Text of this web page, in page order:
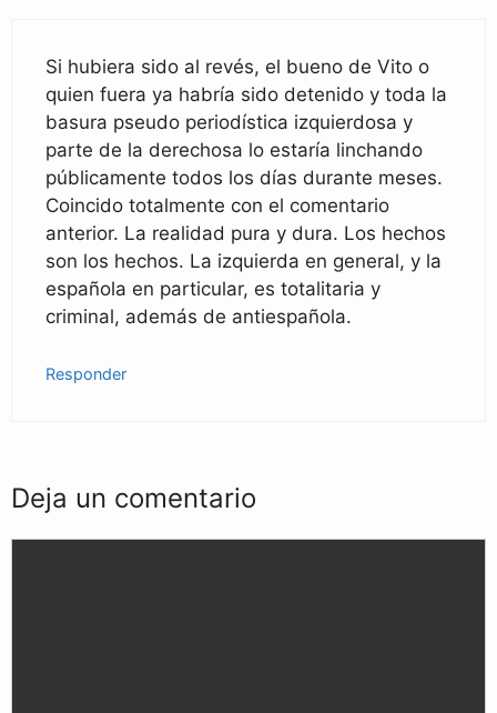
Si hubiera sido al revés, el bueno de Vito o
quien fuera ya habría sido detenido y toda la
basura pseudo periodística izquierdosa y
parte de la derechosa lo estaría linchando
públicamente todos los días durante meses.
Coincido totalmente con el comentario
anterior. La realidad pura y dura. Los hechos
son los hechos. La izquierda en general, y la
española en particular, es totalitaria y
criminal, además de antiespañola.
Responder
Deja un comentario